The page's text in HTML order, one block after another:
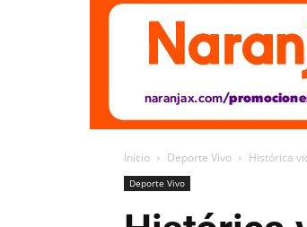
Inicio Deporte Vivo Histórica
Deporte Vivo